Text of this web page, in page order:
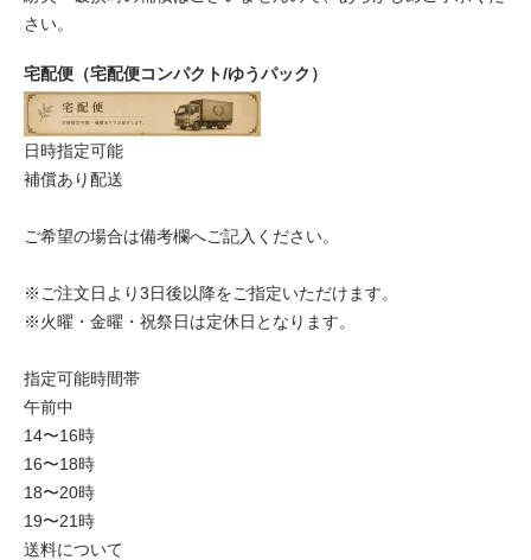
さい。
宅配便（宅配便コンパクト/ゆうパック）
日時指定可能
補償あり配送
ご希望の場合は備考欄へご記入ください。
※ご注文日より3日後以降をご指定いただけます。
※火曜・金曜・祝祭日は定休日となります。
指定可能時間帯
午前中
14〜16時
16〜18時
18〜20時
19〜21時
送料について